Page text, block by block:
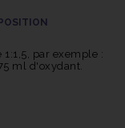
par exemple :
ml d'oxydant.